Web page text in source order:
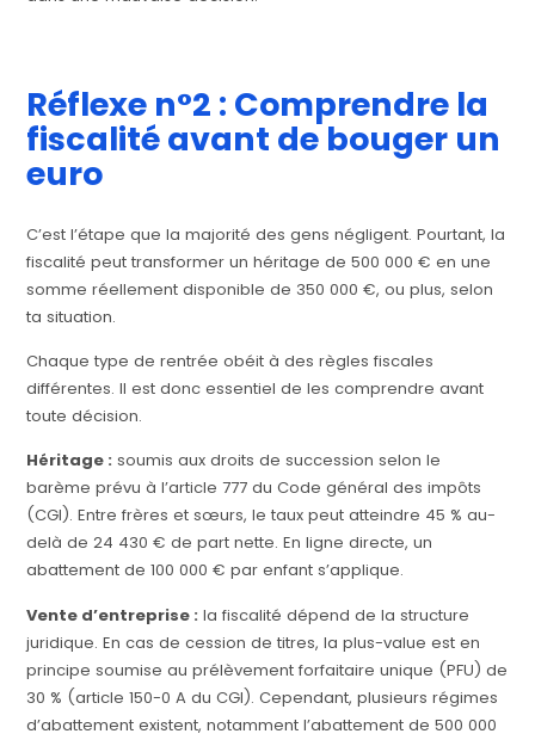
Réflexe n°2 : Comprendre la
fiscalité avant de bouger un
euro
C’est l’étape que la majorité des gens négligent. Pourtant, la
fiscalité peut transformer un héritage de 500 000 € en une
somme réellement disponible de 350 000 €, ou plus, selon
ta situation.
Chaque type de rentrée obéit à des règles fiscales
différentes. Il est donc essentiel de les comprendre avant
toute décision.
Héritage : soumis aux droits de succession selon le
barème prévu à l’article 777 du Code général des impôts
(CGI). Entre frères et sœurs, le taux peut atteindre 45 % au-
delà de 24 430 € de part nette. En ligne directe, un
abattement de 100 000 € par enfant s’applique.
Vente d’entreprise : la fiscalité dépend de la structure
juridique. En cas de cession de titres, la plus-value est en
principe soumise au prélèvement forfaitaire unique (PFU) de
30 % (article 150-0 A du CGI). Cependant, plusieurs régimes
d’abattement existent, notamment l’abattement de 500 000